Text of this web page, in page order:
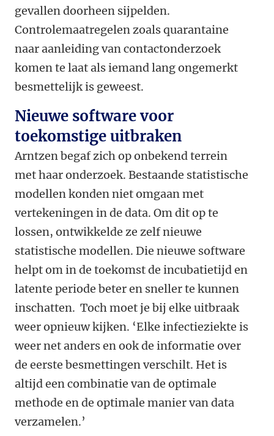
gevallen doorheen sijpelden.
Controlemaatregelen zoals quarantaine
naar aanleiding van contactonderzoek
komen te laat als iemand lang ongemerkt
besmettelijk is geweest.
Nieuwe software voor
toekomstige uitbraken
Arntzen begaf zich op onbekend terrein
met haar onderzoek. Bestaande statistische
modellen konden niet omgaan met
vertekeningen in de data. Om dit op te
lossen, ontwikkelde ze zelf nieuwe
statistische modellen. Die nieuwe software
helpt om in de toekomst de incubatietijd en
latente periode beter en sneller te kunnen
inschatten. Toch moet je bij elke uitbraak
weer opnieuw kijken. ‘Elke infectieziekte is
weer net anders en ook de informatie over
de eerste besmettingen verschilt. Het is
altijd een combinatie van de optimale
methode en de optimale manier van data
verzamelen.’